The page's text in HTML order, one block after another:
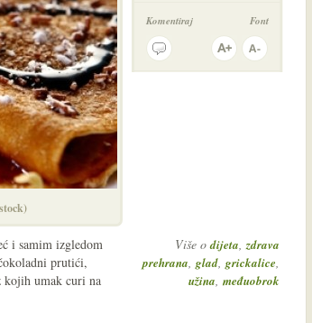
Komentiraj Font
Više odijeta,zdrava
prehrana, glad, grickalice,
užina, međuobrok
i samim izgledom
prutići,
kojih umak curi na
prethodno